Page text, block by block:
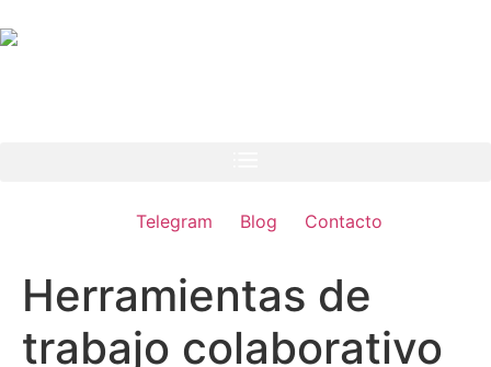
Telegram Blog Contacto
Herramientas de
trabajo colaborativo